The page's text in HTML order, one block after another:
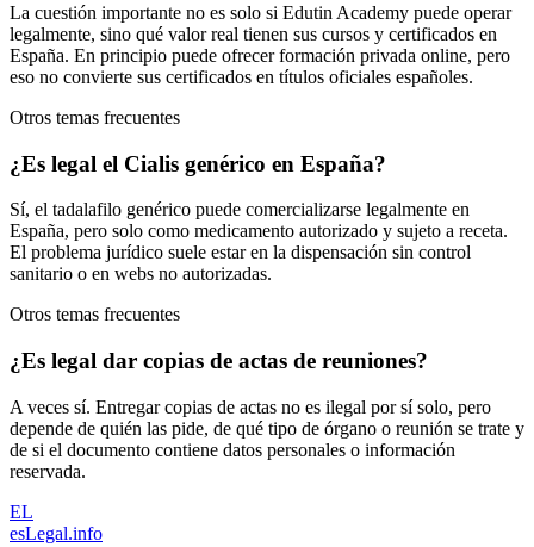
La cuestión importante no es solo si Edutin Academy puede operar
legalmente, sino qué valor real tienen sus cursos y certificados en
España. En principio puede ofrecer formación privada online, pero
eso no convierte sus certificados en títulos oficiales españoles.
Otros temas frecuentes
¿Es legal el Cialis genérico en España?
Sí, el tadalafilo genérico puede comercializarse legalmente en
España, pero solo como medicamento autorizado y sujeto a receta.
El problema jurídico suele estar en la dispensación sin control
sanitario o en webs no autorizadas.
Otros temas frecuentes
¿Es legal dar copias de actas de reuniones?
A veces sí. Entregar copias de actas no es ilegal por sí solo, pero
depende de quién las pide, de qué tipo de órgano o reunión se trate y
de si el documento contiene datos personales o información
reservada.
EL
esLegal.info